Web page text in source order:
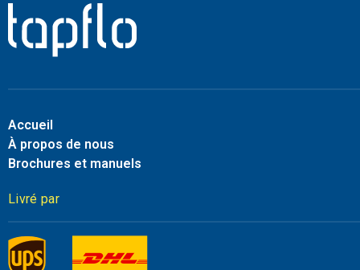
Accueil
À propos de nous
Brochures et manuels
Livré par